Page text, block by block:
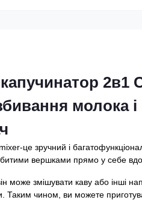
2в1
молока
це зручний і
вершками прямо у себе
може змішувати каву або інші
Таким чином, ви можете